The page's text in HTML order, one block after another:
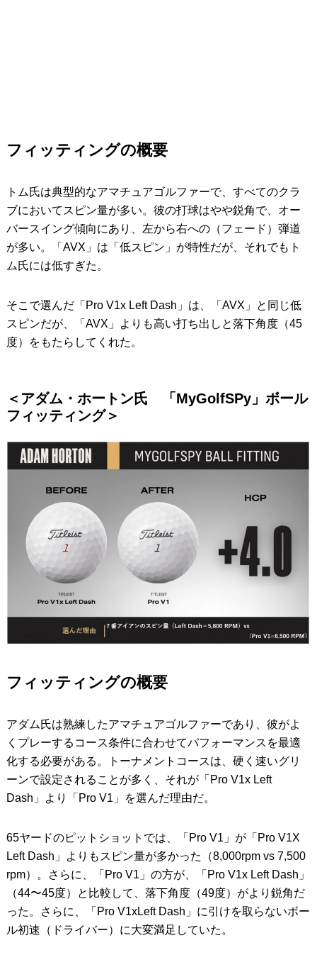
フィッティングの概要
トム氏は典型的なアマチュアゴルファーで、すべてのクラ
ブにおいてスピン量が多い。彼の打球はやや鋭角で、オー
バースイング傾向にあり、左から右への（フェード）弾道
が多い。「AVX」は「低スピン」が特性だが、それでもト
ム氏には低すぎた。
そこで選んだ「Pro V1x Left Dash」は、「AVX」と同じ低
スピンだが、「AVX」よりも高い打ち出しと落下角度（45
度）をもたらしてくれた。
＜アダム・ホートン氏 「MyGolfSPy」ボール
フィッティング＞
フィッティングの概要
アダム氏は熟練したアマチュアゴルファーであり、彼がよ
くプレーするコース条件に合わせてパフォーマンスを最適
化する必要がある。トーナメントコースは、硬く速いグリ
ーンで設定されることが多く、それが「Pro V1x Left
Dash」より「Pro V1」を選んだ理由だ。
65ヤードのピットショットでは、「Pro V1」が「Pro V1X
Left Dash」よりもスピン量が多かった（8,000rpm vs 7,500
rpm）。さらに、「Pro V1」の方が、「Pro V1x Left Dash」
（44〜45度）と比較して、落下角度（49度）がより鋭角だ
った。さらに、「Pro V1xLeft Dash」に引けを取らないボー
ル初速（ドライバー）に大変満足していた。